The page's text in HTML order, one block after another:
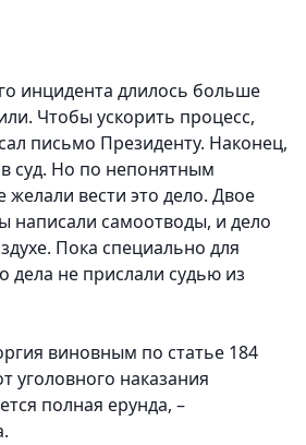
инцидента длилось больше
Чтобы ускорить процесс,
письмо Президенту. Наконец,
суд. Но по непонятным
вести это дело. Двое
написали самоотводы, и дело
Пока специально для
дела не прислали судью из
виновным по статье 184
уголовного наказания
полная ерунда, –